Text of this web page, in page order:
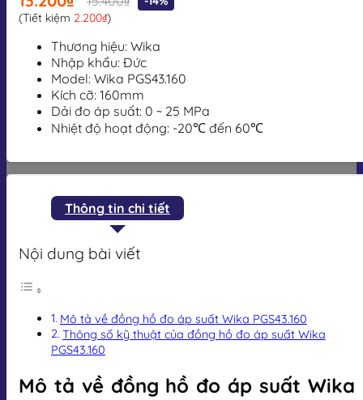
(Tiết kiệm 2.200₫)
Thương hiệu: Wika
Nhập khẩu: Đức
Model: Wika PGS43.160
Kích cỡ: 160mm
Dải đo áp suất: 0 ~ 25 MPa
Nhiệt độ hoạt động: -20℃ đến 60℃
Thông tin chi tiết
Nội dung bài viết
Mô tả về đồng hồ đo áp suất Wika PGS43.160
Thông số kỹ thuật của đồng hồ đo áp suất Wika
PGS43.160
Mô tả về đồng hồ đo áp suất Wika